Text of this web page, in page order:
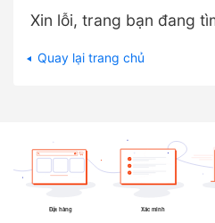
Xin lỗi, trang bạn đang
Quay lại trang chủ
Đặt hàng Xác minh